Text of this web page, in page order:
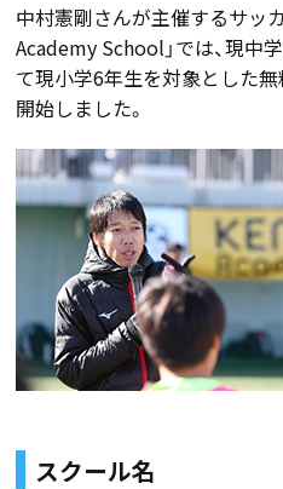
中村憲剛さんが主催するサッ
Academy School」では、現中
て現小学6年生を対象とした
開始しました。
スクール名